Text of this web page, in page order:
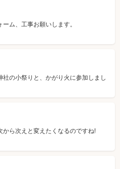
ム、工事お願いします。
社の小祭りと、かがり火に参加しまし
から次えと変えたくなるのですね!